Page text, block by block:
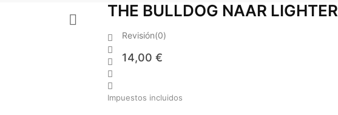
 THE BULLDOG NAAR LIGHTER





Revisión(0)
14,00 €
Impuestos incluidos